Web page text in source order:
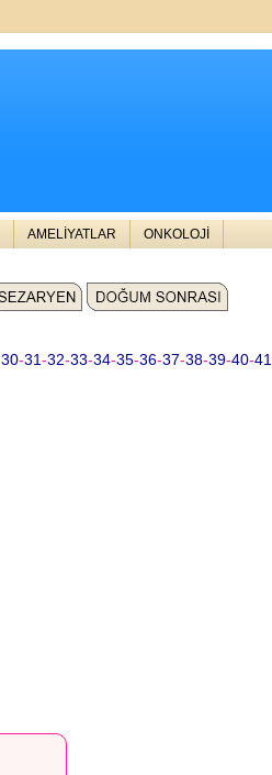
AMELİYATLAR ONKOLOJİ
30-31 -32-33-34-35-36-37-38-39-40-41